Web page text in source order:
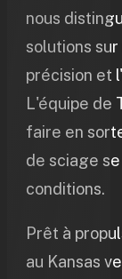
nous
solutions
précision et
L'équipe de
faire en
de sciage
conditions.
Prêt à
au Kansas